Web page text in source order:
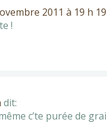
2011 à 19 h
!
dit:
c’te purée de